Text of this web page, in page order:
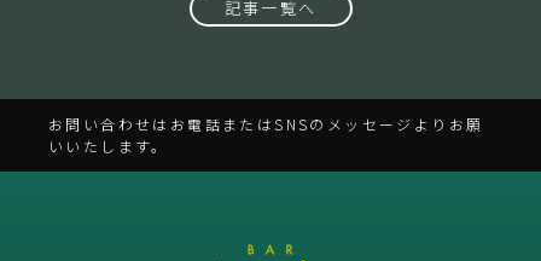
記事一覧へ
お問い合わせはお電話またはSNSのメッセージよりお願
いいたします。